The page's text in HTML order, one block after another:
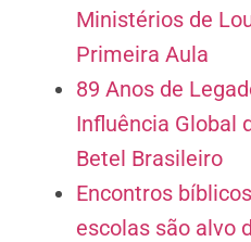
Ministérios de
Primeira Aula
89 Anos de
Influência Global
Betel Brasileiro
Encontros
escolas são alvo